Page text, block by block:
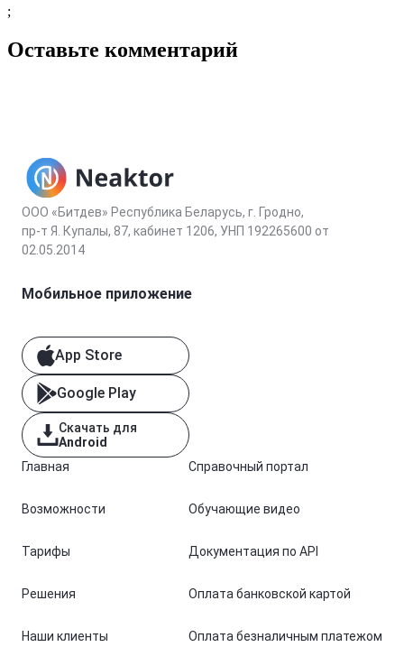
;
Оставьте комментарий
ООО «Битдев» Республика Беларусь, г. Гродно,
пр-т Я. Купалы, 87, кабинет 1206, УНП 192265600 от
02.05.2014
Мобильное приложение
App Store
Google Play
Скачать для
Android
Главная
Возможности
Тарифы
Решения
Наши клиенты
Справочный портал
Обучающие видео
Документация по API
Оплата банковской картой
Оплата безналичным платежом